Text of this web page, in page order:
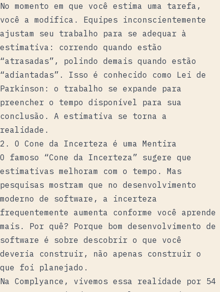
No momento em que você estima uma tarefa,
você a modifica. Equipes inconscientemente
ajustam seu trabalho para se adequar à
estimativa: correndo quando estão
“atrasadas”, polindo demais quando estão
“adiantadas”. Isso é conhecido como Lei de
Parkinson : o trabalho se expande para
preencher o tempo disponível para sua
conclusão. A estimativa se torna a
realidade.
2. O Cone da Incerteza é uma Mentira
O famoso “Cone da Incerteza” sugere que
estimativas melhoram com o tempo. Mas
pesquisas mostram que no desenvolvimento
moderno de software, a incerteza
frequentemente aumenta conforme você aprende
mais. Por quê? Porque bom desenvolvimento de
software é sobre descobrir o que você
deveria construir, não apenas construir o
que foi planejado.
Na Complyance, vivemos essa realidade por 54